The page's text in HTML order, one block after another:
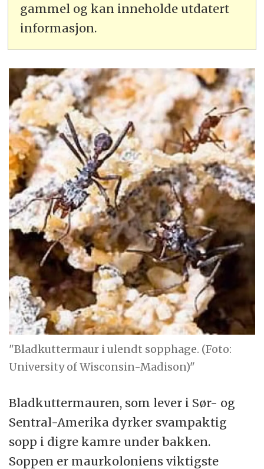
gammel og kan inneholde utdatert
informasjon.
"Bladkuttermaur i ulendt sopphage. (Foto:
University of Wisconsin-Madison)"
Bladkuttermauren, som lever i Sør- og
Sentral-Amerika dyrker svampaktig
sopp i digre kamre under bakken.
Soppen er maurkoloniens viktigste